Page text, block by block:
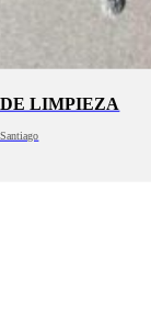
DE LIMPIEZA